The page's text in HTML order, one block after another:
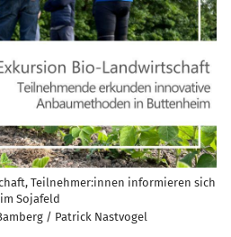
Teilnehmer:innen informieren sich
im Sojafeld
/ Patrick Nastvogel